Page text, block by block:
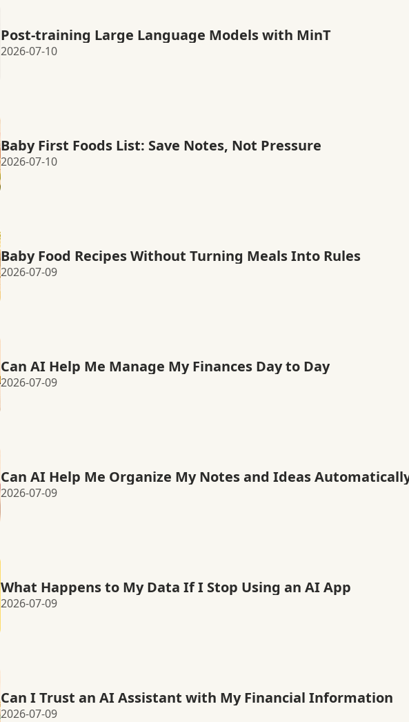
Post-training Large Language Models with MinT
2026-07-10
Baby First Foods List: Save Notes, Not Pressure
2026-07-10
Baby Food Recipes Without Turning Meals Into Rules
2026-07-09
Can AI Help Me Manage My Finances Day to Day
2026-07-09
Can AI Help Me Organize My Notes and Ideas
2026-07-09
What Happens to My Data If I Stop Using an AI App
2026-07-09
Can I Trust an AI Assistant with My Financial Information
2026-07-09